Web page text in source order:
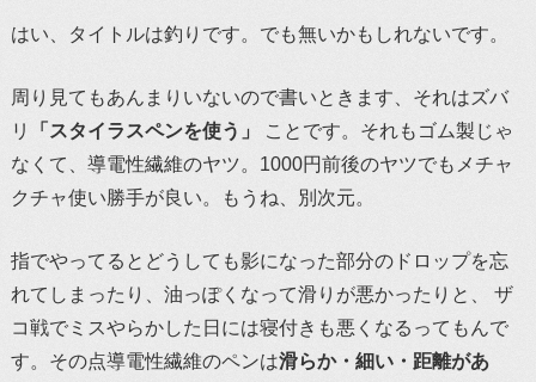
はい、タイトルは釣りです。でも無いかもしれないです。
周り見てもあんまりいないので書いときます、それはズバ
リ
「スタイラスペンを使う」
ことです。それもゴム製じゃ
なくて、導電性繊維のヤツ。1000円前後のヤツでもメチャ
クチャ使い勝手が良い。もうね、別次元。
指でやってるとどうしても影になった部分のドロップを忘
れてしまったり、油っぽくなって滑りが悪かったりと、 ザ
コ戦でミスやらかした日には寝付きも悪くなるってもんで
す。その点導電性繊維のペンは滑らか・細い・距離があ